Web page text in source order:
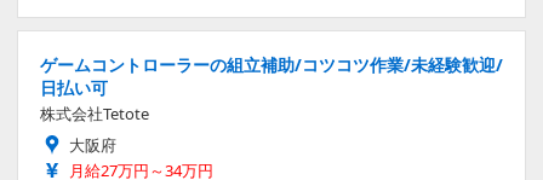
ゲームコントローラーの組立補助/コツコツ作業/未経験歓迎/
日払い可
株式会社Tetote
大阪府
月給27万円～34万円